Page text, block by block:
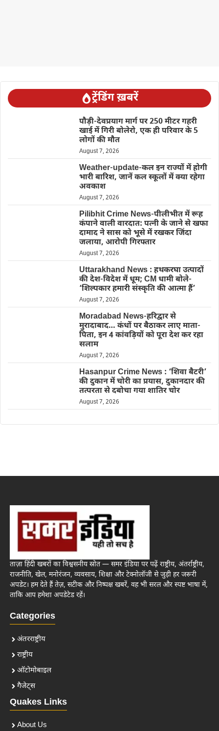
ट्रेंडिंग ख़बरें
पौड़ी-देवप्रयाग मार्ग पर 250 मीटर गहरी
खाई में गिरी बोलेरो, एक ही परिवार के 5
लोगों की मौत
August 7, 2026
Weather-update-कल इन राज्यों में होगी
भारी बारिश, जानें कल स्कूलों में क्या रहेगा
अवकाश
August 7, 2026
Pilibhit Crime News-पीलीभीत में रूह
कंपाने वाली वारदात: पत्नी के जाने से खफा
दामाद ने सास को भूसे में रखकर जिंदा
जलाया, आरोपी गिरफ्तार
August 7, 2026
Uttarakhand News : हथकरघा उत्पादों
की देश-विदेश में धूम; CM धामी बोले-
‘शिल्पकार हमारी संस्कृति की आत्मा हैं’
August 7, 2026
Moradabad News-हरिद्वार से
मुरादाबाद… कंधों पर बैठाकर लाए माता-
पिता, इन 4 कांवड़ियों को पूरा देश कर रहा
सलाम
August 7, 2026
Hasanpur Crime News : ‘शिवा बैटरी’
की दुकान में चोरी का प्रयास, दुकानदार की
तत्परता से दबोचा गया शातिर चोर
August 7, 2026
ताज़ा हिंदी खबरों का विश्वसनीय स्रोत — समर इंडिया पर पढ़ें राष्ट्रीय, अंतर्राष्ट्रीय,
राजनीति, खेल, मनोरंजन, व्यवसाय, शिक्षा और टेक्नोलॉजी से जुड़ी हर जरूरी
अपडेट। हम देते हैं तेज़, सटीक और निष्पक्ष खबरें, वह भी सरल और स्पष्ट भाषा में,
ताकि आप हमेशा अपडेटेड रहें।
Categories
अंतरराष्ट्रीय
राष्ट्रीय
ऑटोमोबाइल
गैजेट्स
Quakes Links
About Us